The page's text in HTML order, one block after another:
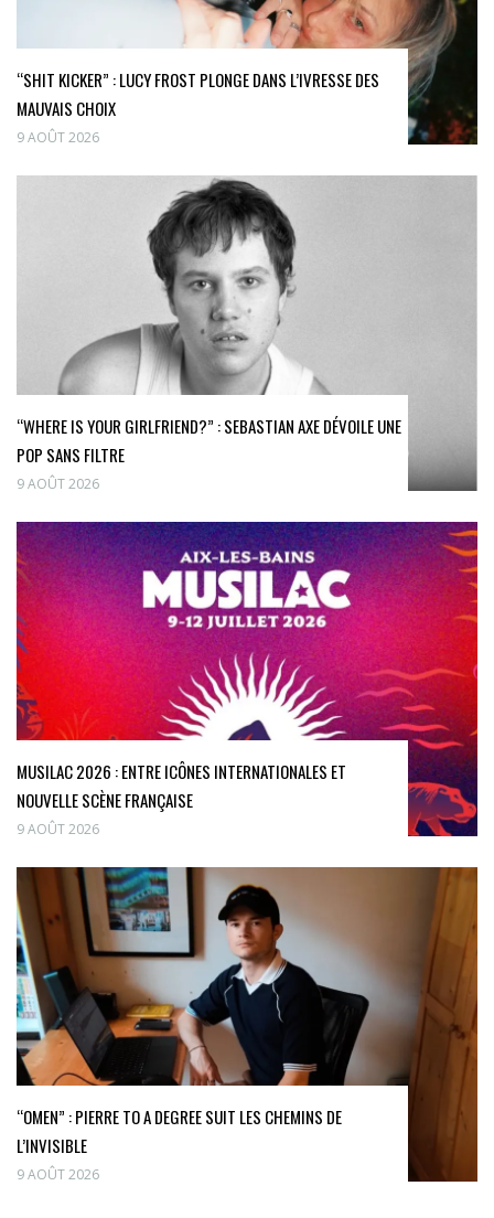
“SHIT KICKER” : LUCY FROST PLONGE DANS L’IVRESSE DES
MAUVAIS CHOIX
9 AOÛT 2026
“WHERE IS YOUR GIRLFRIEND?” : SEBASTIAN AXE DÉVOILE UNE
POP SANS FILTRE
9 AOÛT 2026
MUSILAC 2026 : ENTRE ICÔNES INTERNATIONALES ET
NOUVELLE SCÈNE FRANÇAISE
9 AOÛT 2026
“OMEN” : PIERRE TO A DEGREE SUIT LES CHEMINS DE
L’INVISIBLE
9 AOÛT 2026